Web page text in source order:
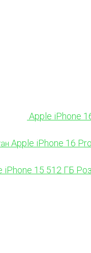
Apple iPhone
Apple iPhone 16
iPhone 15 512 ГБ